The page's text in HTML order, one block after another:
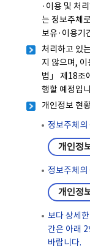
·이용 및 처
는 정보주체
보유·이용기
처리하고 있
지 않으며,
법」 제18조
행할 예정입
개인정보 현황
정보주체의
개인정
정보주체
개인정
보다 상세
간은 아래
바랍니다.